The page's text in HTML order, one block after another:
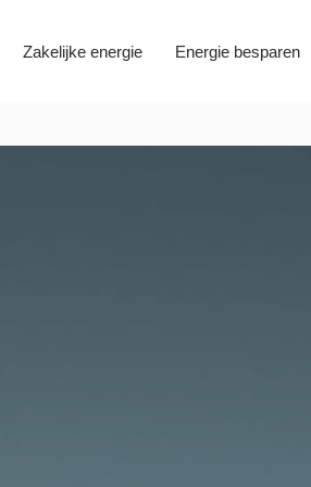
Zakelijke energie Energie besparen